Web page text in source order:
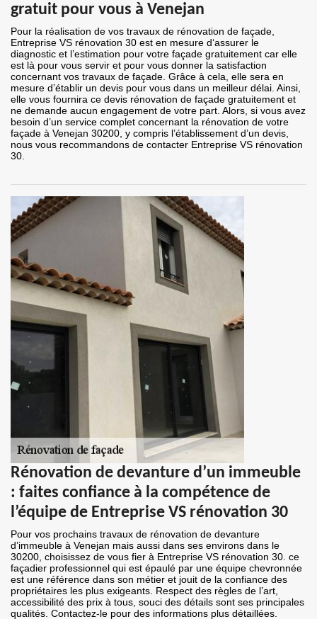
gratuit pour vous à Venejan
Pour la réalisation de vos travaux de rénovation de façade,
Entreprise VS rénovation 30 est en mesure d‘assurer le
diagnostic et l’estimation pour votre façade gratuitement car elle
est là pour vous servir et pour vous donner la satisfaction
concernant vos travaux de façade. Grâce à cela, elle sera en
mesure d’établir un devis pour vous dans un meilleur délai. Ainsi,
elle vous fournira ce devis rénovation de façade gratuitement et
ne demande aucun engagement de votre part. Alors, si vous avez
besoin d’un service complet concernant la rénovation de votre
façade à Venejan 30200, y compris l’établissement d’un devis,
nous vous recommandons de contacter Entreprise VS rénovation
30.
Rénovation de devanture d’un immeuble
: faites confiance à la compétence de
l’équipe de Entreprise VS rénovation 30
Pour vos prochains travaux de rénovation de devanture
d’immeuble à Venejan mais aussi dans ses environs dans le
30200, choisissez de vous fier à Entreprise VS rénovation 30. ce
façadier professionnel qui est épaulé par une équipe chevronnée
est une référence dans son métier et jouit de la confiance des
propriétaires les plus exigeants. Respect des règles de l’art,
accessibilité des prix à tous, souci des détails sont ses principales
qualités. Contactez-le pour des informations plus détaillées.